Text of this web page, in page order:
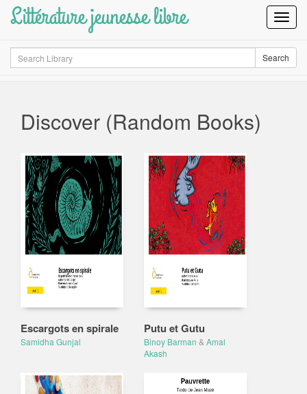
Littérature jeunesse libre
Search Search
Discover (Random Books)
Escargots en spirale
Samidha Gunjal
Putu et Gutu
Binoy Barman & Amal
Akash